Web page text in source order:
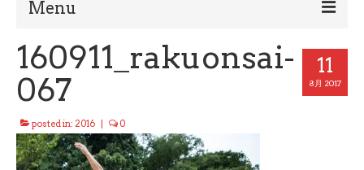
Menu
Home
2019
2018
2017
11
8月 2017
160911_rakuonsai-
067
posted in: 2016 0